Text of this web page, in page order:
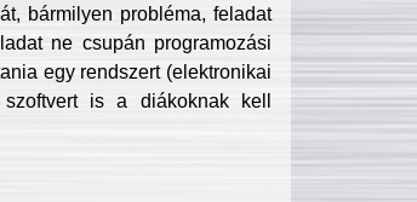
bármilyen probléma, feladat
ne csupán programozási
egy rendszert (elektronikai
is a diákoknak kell